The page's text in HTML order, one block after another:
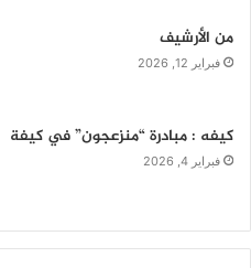
من الأرشيف
فبراير 12, 2026
كيفه : مبادرة “منزعجون” في كيفة
فبراير 4, 2026